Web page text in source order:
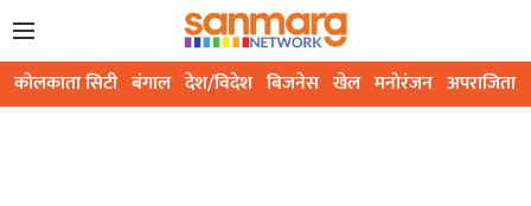
कोलकाता सिटी बंगाल देश/विदेश बिजनेस खेल मनोरंजन अपराजिता